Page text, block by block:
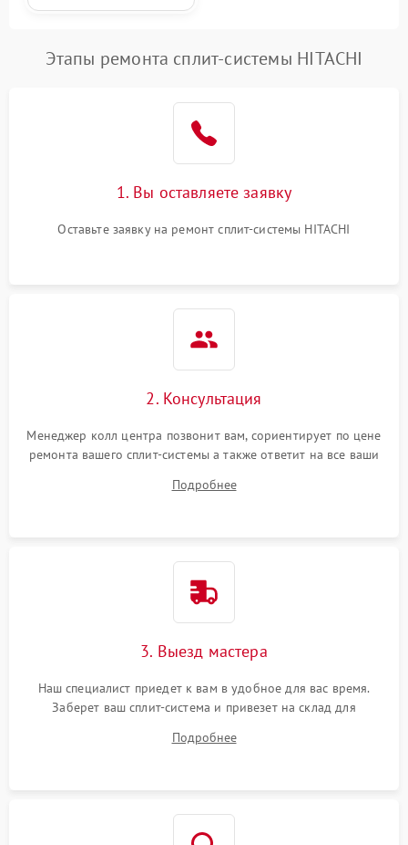
Этапы ремонта сплит-системы HITACHI
1. Вы оставляете заявку
Оставьте заявку на ремонт сплит-системы HITACHI
2. Консультация
Менеджер колл центра позвонит вам, сориентирует по цене
ремонта вашего сплит-системы а также ответит на все ваши
Подробнее
3. Выезд мастера
Наш специалист приедет к вам в удобное для вас время.
Заберет ваш сплит-система и привезет на склад для
Подробнее